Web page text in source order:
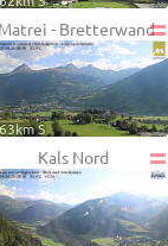
Matrei - Bretterwand
63km S
Kals Nord